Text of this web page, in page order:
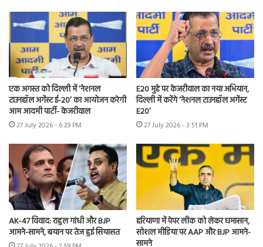
एक अगस्त को दिल्ली में ‘नेशनल
टाउनहॉल अगेंस्ट ई-20’ का आयोजन करेगी
आम आदमी पार्टी- केजरीवाल
27 July 2026 - 6:29 PM
E20 मुद्दे पर केजरीवाल का नया अभियान,
दिल्ली में करेंगे ‘नेशनल टाउनहॉल अगेंस्ट
E20’
27 July 2026 - 3:51 PM
AK-47 विवाद: राहुल गांधी और BJP
आमने-सामने, बयान पर तेज हुई सियासत
हरियाणा में पेपर लीक को लेकर घमासान,
सोशल मीडिया पर AAP और BJP आमने-
सामने